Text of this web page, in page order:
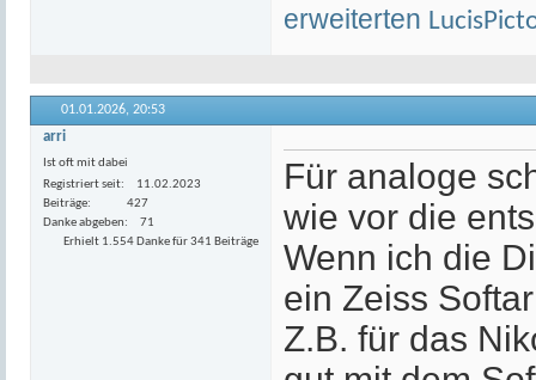
erweiterten
01.01.2026, 20:53
arri
Ist oft mit dabei
Registriert seit
11.02.2023
Beiträge
427
Danke abgeben
71
Erhielt 1.554 Danke für 341 Beiträge
Für analoge
wie vor die
Wenn ich die
ein Zeiss
Z.B. für das